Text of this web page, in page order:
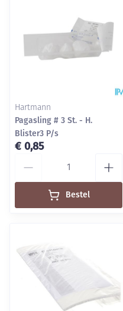
Hartmann
Pagasling # 3 St. - H.
Blister3 P/s
€ 0,85
Bestel